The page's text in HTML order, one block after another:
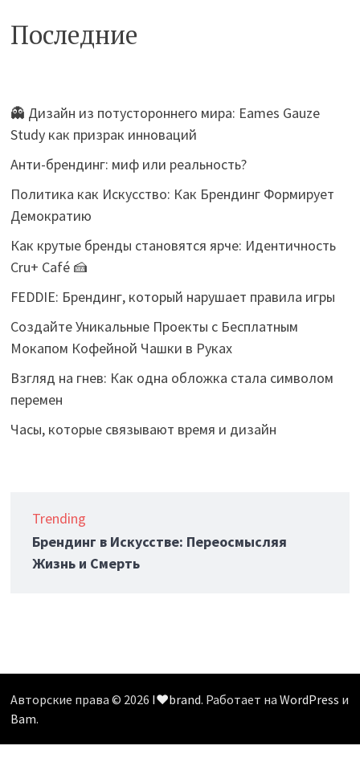
Последние
👻 Дизайн из потустороннего мира: Eames Gauze
Study как призрак инноваций
Анти-брендинг: миф или реальность?
Политика как Искусство: Как Брендинг Формирует
Демократию
Как крутые бренды становятся ярче: Идентичность
Cru+ Café 🍰
FEDDIE: Брендинг, который нарушает правила игры
Создайте Уникальные Проекты с Бесплатным
Мокапом Кофейной Чашки в Руках
Взгляд на гнев: Как одна обложка стала символом
перемен
Часы, которые связывают время и дизайн
Trending
Брендинг в Искусстве: Переосмысляя
Жизнь и Смерть
Авторские права © 2026 I❤️brand. Работает наWordPress и
Bam.